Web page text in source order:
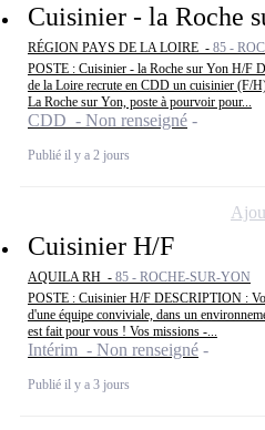
Cuisinier - la Roche
RÉGION PAYS DE LA LOIRE - 85 -
POSTE : Cuisinier - la Roche sur Yon H/F
de la Loire recrute en CDD un cuisinier (F/
La Roche sur Yon, poste à pourvoir pour...
CDD - Non renseigné
Publié il y a 2 jours
Cuisinier H/F
AQUILA RH - 85 - ROCHE-SUR-YON
POSTE : Cuisinier H/F DESCRIPTION :
d'une équipe conviviale, dans un
est fait pour vous ! Vos missions -...
Intérim - Non renseigné
Publié il y a 3 jours